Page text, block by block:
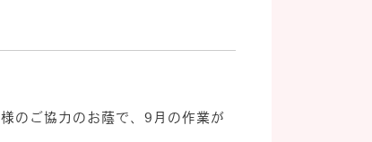
のご協力のお蔭で、9月の作業が